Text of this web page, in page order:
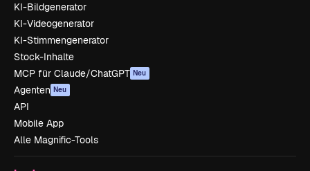
KI-Bildgenerator
KI-Videogenerator
KI-Stimmengenerator
Stock-Inhalte
MCP für Claude/ChatGPT Neu
Agenten Neu
API
Mobile App
Alle Magnific-Tools